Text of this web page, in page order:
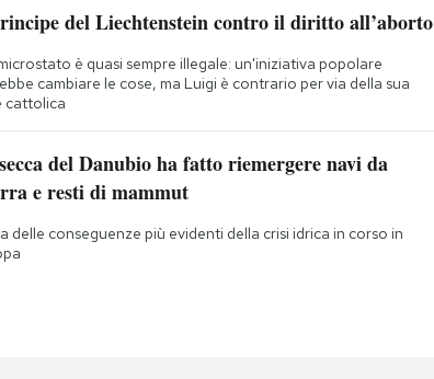
del Liechtenstein contro il diritto all’aborto
è quasi sempre illegale: un'iniziativa popolare
cambiare le cose, ma Luigi è contrario per via della sua
cattolica
del Danubio ha fatto riemergere navi da
e resti di mammut
delle conseguenze più evidenti della crisi idrica in corso in